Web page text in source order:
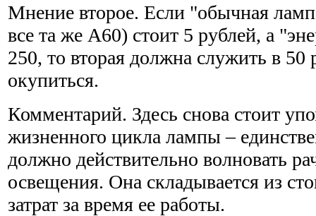
Мнение второе. Если "обычная
все та же А60) стоит 5 рублей, а
250, то вторая должна служить в 50
окупиться.
Комментарий. Здесь снова стоит
жизненного цикла лампы –
должно действительно волновать
освещения. Она складывается из
затрат за время ее работы.